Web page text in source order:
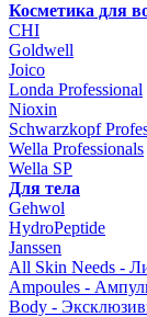
Косметика для
CHI
Goldwell
Joico
Londa Professional
Nioxin
Schwarzkopf
Wella Professionals
Wella SP
Для тела
Gehwol
HydroPeptide
Janssen
All Skin Needs -
Ampoules -
Body -